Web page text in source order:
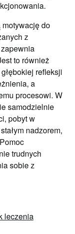
do
z
to również
refleksji
a
procesowi. W
samodzielnie
pobyt w
nadzorem,
trudnych
sobie z
leczenia